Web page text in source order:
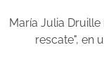
María Julia
rescate", en